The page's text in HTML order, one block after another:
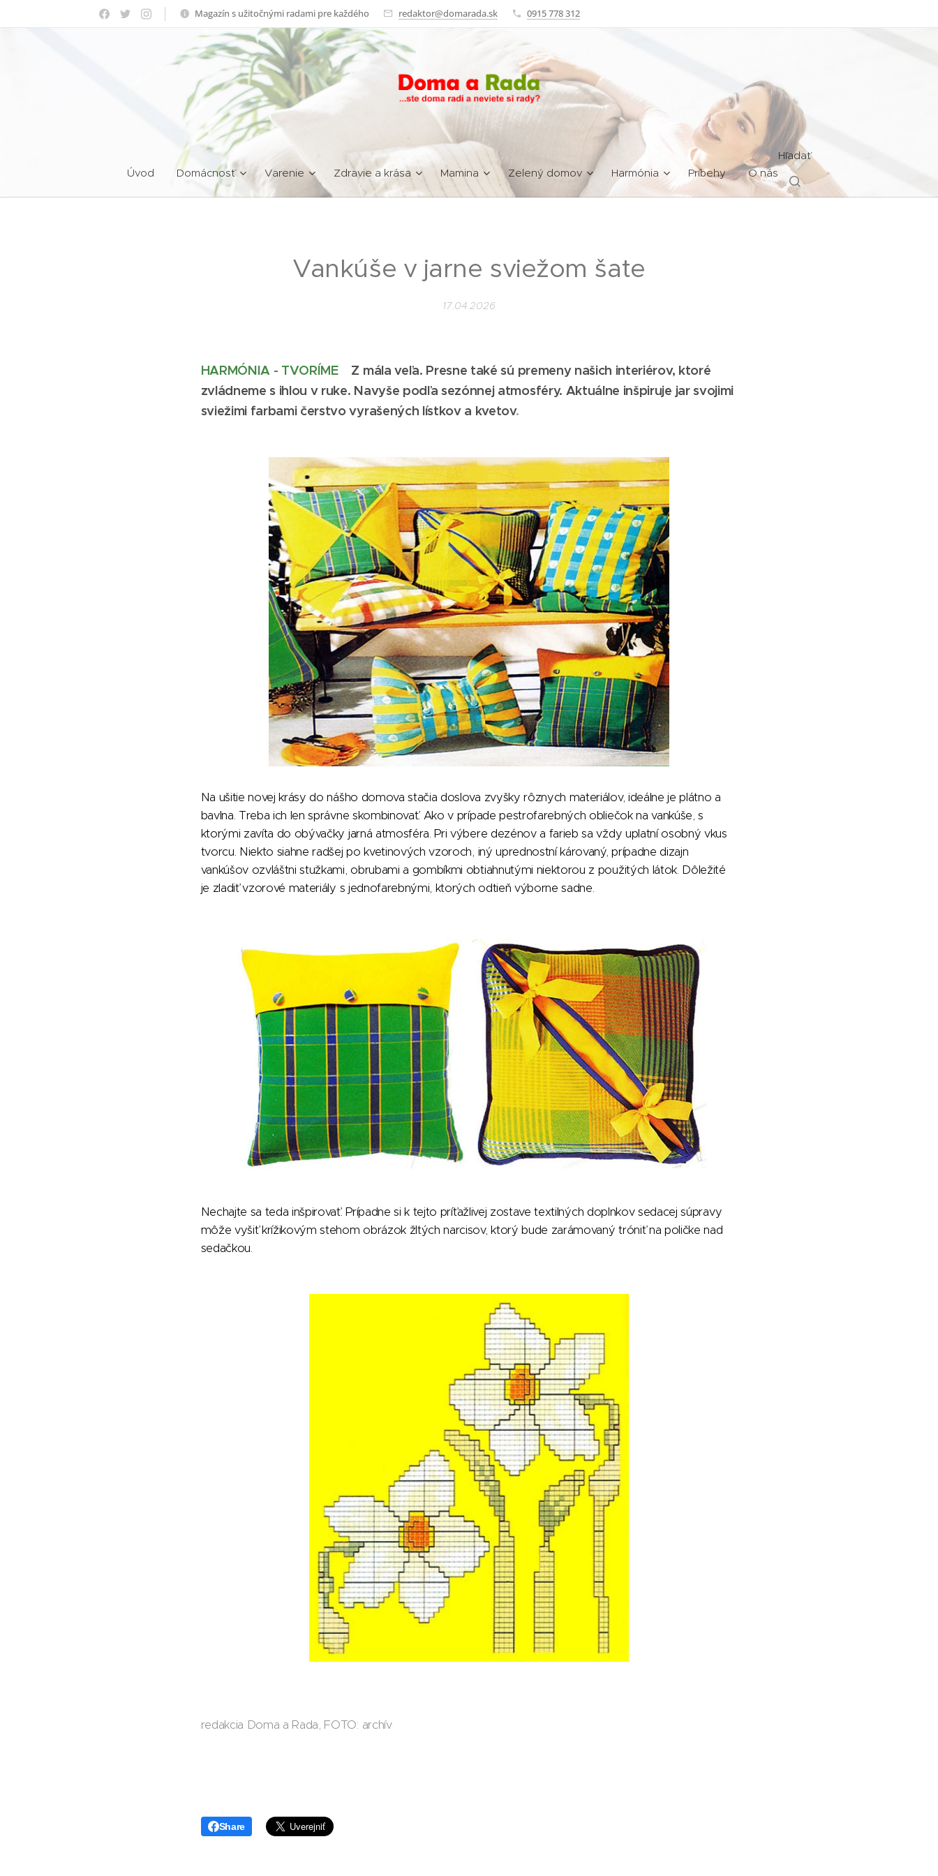
Magazín s užitočnými radami pre každého redaktor@domarada.sk 0915 778 312
Úvod Domácnosť Varenie Zdravie a krása Mamina Zelený domov Harmónia Príbehy O nás
Hľadať
Vankúše v jarne sviežom šate
17.04.2026
HARMÓNIA - TVORÍME
Z mála veľa. Presne také sú premeny našich interiérov, ktoré
zvládneme s ihlou v ruke. Navyše podľa sezónnej atmosféry. Aktuálne inšpiruje jar svojimi
sviežimi farbami čerstvo vyrašených lístkov a kvetov.
Na ušitie novej krásy do nášho domova stačia doslova zvyšky rôznych materiálov, ideálne je plátno a
bavlna. Treba ich len správne skombinovať. Ako v prípade pestrofarebných obliečok na vankúše, s
ktorými zavíta do obývačky jarná atmosféra. Pri výbere dezénov a farieb sa vždy uplatní osobný vkus
tvorcu. Niekto siahne radšej po kvetinových vzoroch, iný uprednostní károvaný, prípadne dizajn
vankúšov ozvláštni stužkami, obrubami a gombíkmi obtiahnutými niektorou z použitých látok. Dôležité
je zladiť vzorové materiály s jednofarebnými, ktorých odtieň výborne sadne.
Nechajte sa teda inšpirovať. Prípadne si k tejto príťažlivej zostave textilných doplnkov sedacej súpravy
môže vyšiť krížikovým stehom obrázok žltých narcisov, ktorý bude zarámovaný tróniť na poličke nad
sedačkou.
redakcia Doma a Rada, FOTO: archív
Share